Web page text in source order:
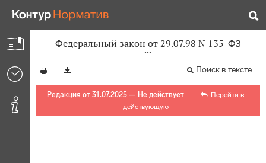
Федеральный закон от 29.07.98 N 135-ФЗ
Поиск в тексте
Редакция от 31.07.2025 — Не действует
Перейти в
действующую